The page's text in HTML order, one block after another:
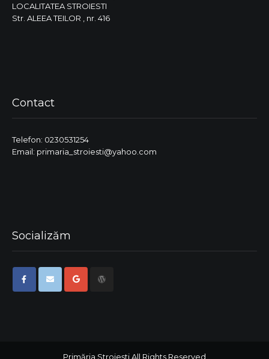
LOCALITATEA STROIESTI
Str. ALEEA TEILOR , nr. 416
Contact
Telefon: 0230531254
Email: primaria_stroiesti@yahoo.com
Socializăm
Primăria Stroiești All Rights Reserved